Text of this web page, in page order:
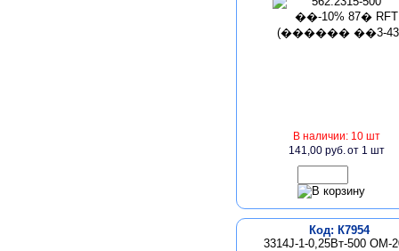
В наличии: 10 шт
141,00 руб.от 1 шт
Код: К7954
3314J-1-0,25Вт-500 ОМ-